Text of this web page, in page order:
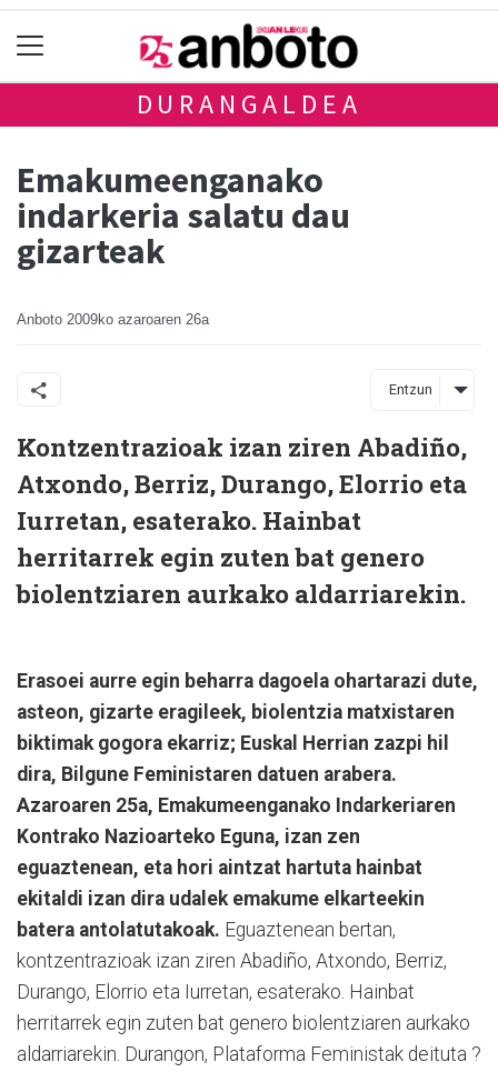
DURANGALDEA
Emakumeenganako
indarkeria salatu dau
gizarteak
Anboto 2009ko azaroaren 26a
Entzun
Kontzentrazioak izan ziren Abadiño,
Atxondo, Berriz, Durango, Elorrio eta
Iurretan, esaterako. Hainbat
herritarrek egin zuten bat genero
biolentziaren aurkako aldarriarekin.
Erasoei aurre egin beharra dagoela ohartarazi dute,
asteon, gizarte eragileek, biolentzia matxistaren
biktimak gogora ekarriz; Euskal Herrian zazpi hil
dira, Bilgune Feministaren datuen arabera.
Azaroaren 25a, Emakumeenganako Indarkeriaren
Kontrako Nazioarteko Eguna, izan zen
eguaztenean, eta hori aintzat hartuta hainbat
ekitaldi izan dira udalek emakume elkarteekin
batera antolatutakoak. Eguaztenean bertan,
kontzentrazioak izan ziren Abadiño, Atxondo, Berriz,
Durango, Elorrio eta Iurretan, esaterako. Hainbat
herritarrek egin zuten bat genero biolentziaren aurkako
aldarriarekin. Durangon, Plataforma Feministak deituta ?